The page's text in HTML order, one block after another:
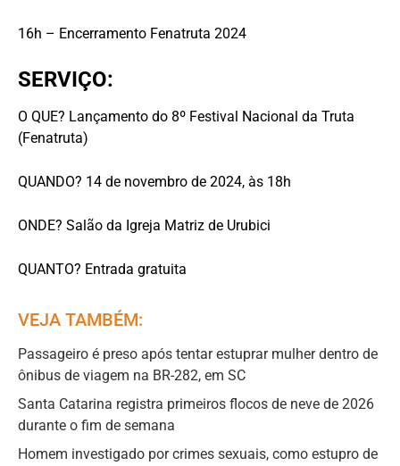
16h – Encerramento Fenatruta 2024
SERVIÇO:
O QUE? Lançamento do 8º Festival Nacional da Truta
(Fenatruta)
QUANDO? 14 de novembro de 2024, às 18h
ONDE? Salão da Igreja Matriz de Urubici
QUANTO? Entrada gratuita
VEJA TAMBÉM:
Passageiro é preso após tentar estuprar mulher dentro de
ônibus de viagem na BR-282, em SC
Santa Catarina registra primeiros flocos de neve de 2026
durante o fim de semana
Homem investigado por crimes sexuais, como estupro de